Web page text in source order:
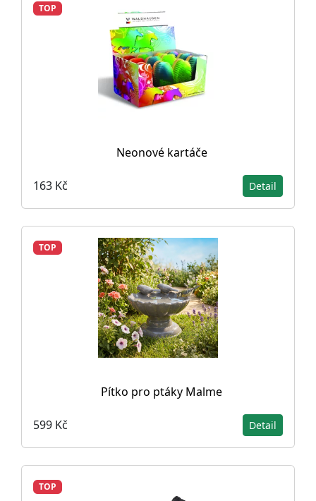
TOP
Neonové kartáče
163 Kč Detail
TOP
Pítko pro ptáky Malme
599 Kč Detail
TOP